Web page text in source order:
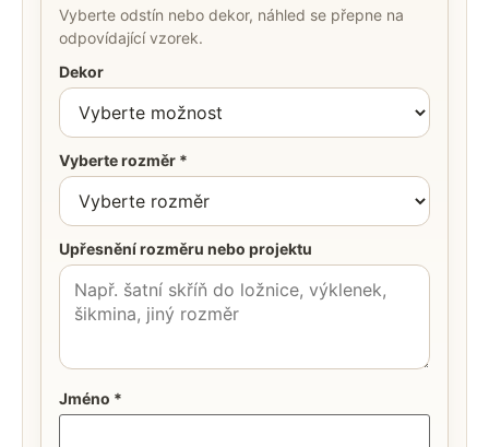
Vyberte odstín nebo dekor, náhled se přepne na
odpovídající vzorek.
Dekor
Vyberte rozměr *
Upřesnění rozměru nebo projektu
Jméno *